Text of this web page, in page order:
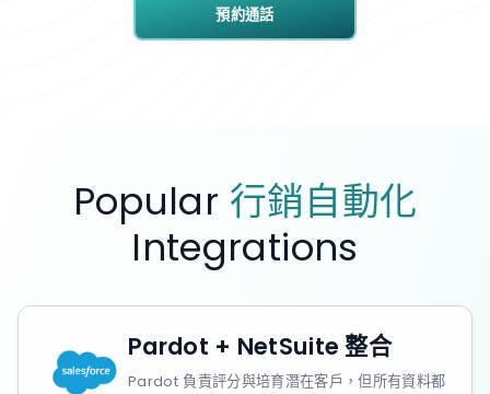
預約通話
Popular 行銷自動化
Integrations
Pardot + NetSuite 整合
Pardot 負責評分與培育潛在客戶，但所有資料都